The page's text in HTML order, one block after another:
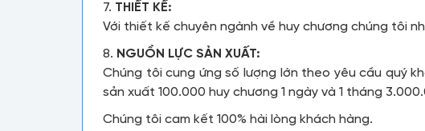
7. THIẾT KẾ:
Với thiết kế chuyên ngành về huy chương chúng tôi
8. NGUỒN LỰC SẢN XUẤT:
Chúng tôi cung ứng số lượng lớn theo yêu cầu quý
sản xuất 100.000 huy chương 1 ngày và 1 tháng
Chúng tôi cam kết 100% hài lòng khách hàng.